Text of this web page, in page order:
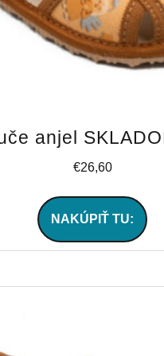
anjel
€26,60
NAKÚPIŤ TU: